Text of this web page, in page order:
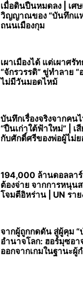
เมื่อดินปืนหมดลง | เศ
วิญญาณของ “บันทึกแ
ถนนเมืองกุม
เผาเมืองได้ แต่เผาศรั
“จักรวรรดิ” ขู่ทำลาย “
ไม่มีวันมอดไหม้
บันทึกเรื่องจริงจากคน
“ปืนเก่าใต้ฟ้าใหม่” | เ
กับศักดิ์ศรีของพ่อผู้ไม่
194,000 ล้านดอลลา
ต้องจ่าย จากการหนุนส
โจมตีอิหร่าน | UN รา
จากผู้ถูกกดดัน สู่ผู้คุม “
อำนาจโลก: ฮอร์มุซอ
ออกจากเกมในฐานะผู้